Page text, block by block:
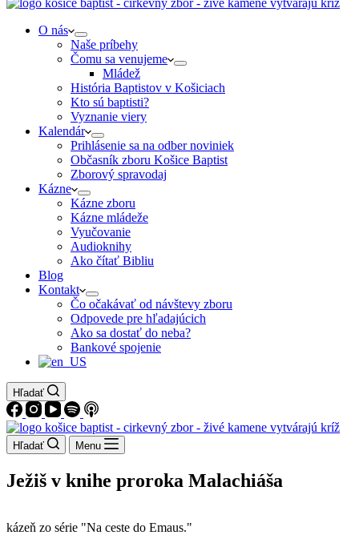
O nás
Naše príbehy
Čomu sa venujeme
Mládež
História Baptistov v Košiciach
Kto sú baptisti?
Vyznanie viery
Kalendár
Prihlásenie sa na odber noviniek
Občasník zboru Košice Baptist
Zborový spravodaj
Kázne
Kázne zboru
Kázne mládeže
Vyučovanie
Audioknihy
Ako čítať Bibliu
Blog
Kontakt
Čo očakávať od návštevy zboru
Odpovede pre hľadajúcich
Ako sa dostať do neba?
Bankové spojenie
Hľadať
Hľadať Menu
Ježiš v knihe proroka Malachiáša
kázeň zo série "Na ceste do Emaus."